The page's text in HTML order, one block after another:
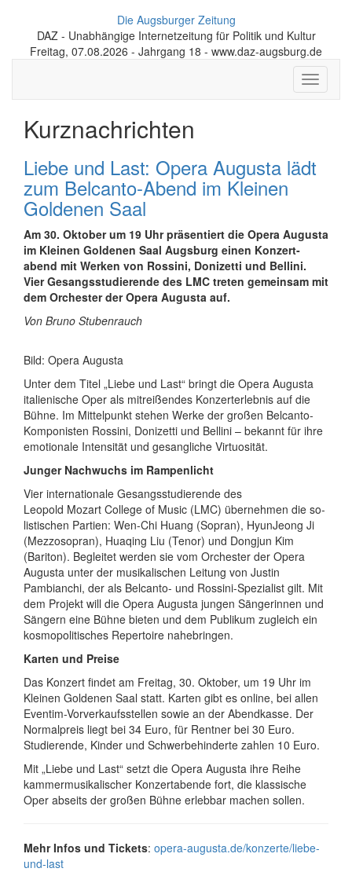
Die Augsburger Zeitung
DAZ - Unabhängige Internetzeitung für Politik und Kultur
Freitag, 07.08.2026 - Jahrgang 18 - www.daz-augsburg.de
Toggle
Kurznachrichten
Liebe und Last: Opera Augusta lädt
zum Belcanto-Abend im Kleinen
Goldenen Saal
Am 30. Oktober um 19 Uhr präsentiert die Opera Augusta
im Kleinen Goldenen Saal Augsburg einen Kon­zert­
abend mit Werken von Rossini, Donizetti und Bellini.
Vier Ge­sangs­stu­die­ren­de des LMC treten gemeinsam mit
dem Orchester der Opera Augusta auf.
Von Bruno Stubenrauch
Bild: Opera Augusta
Unter dem Titel „Liebe und Last“ bringt die Opera Augusta
italienische Oper als mitreißendes Kon­zert­er­leb­nis auf die
Bühne. Im Mittelpunkt stehen Werke der großen Belcanto-
Kom­po­nis­ten Rossini, Donizetti und Bellini – bekannt für ihre
emotionale Intensität und gesangliche Vir­tu­o­si­tät.
Junger Nachwuchs im Rampenlicht
Vier in­ter­na­tio­na­le Ge­sangs­stu­die­ren­de des
Leopold Mozart College of Music (LMC) übernehmen die so­
lis­ti­schen Partien: Wen-Chi Huang (Sopran), HyunJeong Ji
(Mezzosopran), Huaqing Liu (Tenor) und Dongjun Kim
(Bariton). Begleitet werden sie vom Orchester der Opera
Augusta unter der mu­si­ka­li­schen Leitung von Justin
Pambianchi, der als Belcanto- und Rossini-Spezialist gilt. Mit
dem Projekt will die Opera Augusta jungen Sängerinnen und
Sängern eine Bühne bieten und dem Publikum zugleich ein
kos­mo­po­li­ti­sches Repertoire nahebringen.
Karten und Preise
Das Konzert findet am Freitag, 30. Oktober, um 19 Uhr im
Kleinen Goldenen Saal statt. Karten gibt es online, bei allen
Eventim-Vor­ver­kaufs­stel­len sowie an der Abendkasse. Der
Nor­mal­preis liegt bei 34 Euro, für Rentner bei 30 Euro.
Studierende, Kinder und Schwer­be­hin­der­te zahlen 10 Euro.
Mit „Liebe und Last“ setzt die Opera Augusta ihre Reihe
kam­mer­mu­si­ka­li­scher Kon­zert­aben­de fort, die klassische
Oper abseits der großen Bühne erlebbar machen sollen.
Mehr Infos und Tickets: opera-augusta.de/konzerte/liebe-
und-last